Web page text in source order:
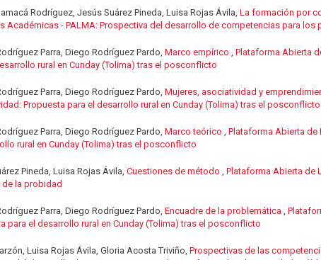
Rodríguez, Jesús Suárez Pineda, Luisa Rojas Ávila, La formación por
Académicas - PALMA: Prospectiva del desarrollo de competencias para
Parra, Diego Rodríguez Pardo, Marco empírico , Plataforma Abierta
rural en Cunday (Tolima) tras el posconflicto
Parra, Diego Rodríguez Pardo, Mujeres, asociatividad y
Propuesta para el desarrollo rural en Cunday (Tolima) tras el posconflicto
Parra, Diego Rodríguez Pardo, Marco teórico , Plataforma Abierta de
rural en Cunday (Tolima) tras el posconflicto
Pineda, Luisa Rojas Ávila, Cuestiones de método , Plataforma Abierta de
la probidad
Parra, Diego Rodríguez Pardo, Encuadre de la problemática ,
para el desarrollo rural en Cunday (Tolima) tras el posconflicto
Luisa Rojas Ávila, Gloria Acosta Triviño, Prospectivas de las